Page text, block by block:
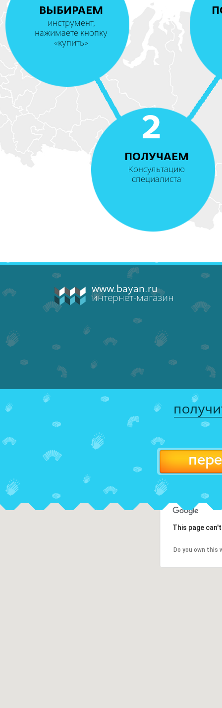
ВЫБИРАЕМ
инструмент,
нажимаете кнопку
«купить»
2
ПОЛУЧАЕМ
Консультацию
специалиста
www.bayan.ru
интернет-магазин
This page
Do you own this